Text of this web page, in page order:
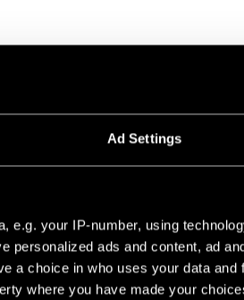
Ad Settings
e.g. your IP-number, using
personalized ads and content, ad
a choice in who uses your data and
where you have made your
DES
Hollow est
soigneusement
d’intérieur et
qui se fond dans
contraste plus